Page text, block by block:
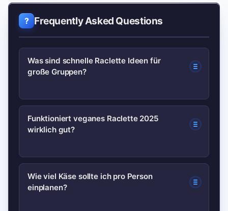
Frequently Asked Questions
Was sind schnelle Raclette Ideen für
große Gruppen?
Setze auf vorgarendes Gemüse
(Kartoffeln, Süßkartoffeln), mehrere
Schalen. Beschrifte Stationen und
verwende kleinere Portionen, damit alle
probieren können.
Funktioniert veganes Raclette 2025
wirklich gut?
Ja. Pflanzliche Schmelzsorten auf
Mandel‑ oder Cashewbasis sowie
Wie viel Käse sollte ich pro Person
einplanen?